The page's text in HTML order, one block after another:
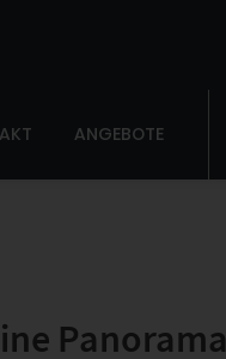
ANGEBOTE
Panorama